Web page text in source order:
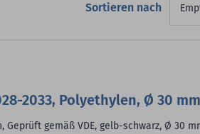
Sortieren nach
2033, Polyethylen, Ø 30 mm
gemäß VDE, gelb-schwarz, Ø 30